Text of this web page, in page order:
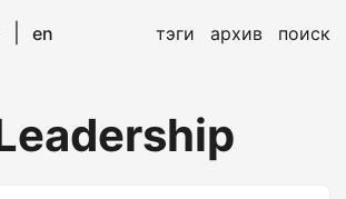
en тэги архив поиск